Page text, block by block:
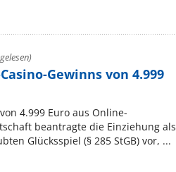
Gewinns von 4.999
4.999 Euro aus Online-
beantragte die Einziehung als
Glücksspiel (§ 285 StGB) vor, ...